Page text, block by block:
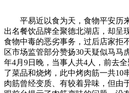
平易近以食为天，食物平安历
出名餐饮品牌全聚德北湖店，却呈
食物中毒的恶劣事务，过后店家拒
区市场监管部分赞扬30天疑似马马
年4月9日晚，当事人共4人，前去
了菜品和烧烤，此中烤肉筋一共10
肉筋曾经变质、有较着异味，但由